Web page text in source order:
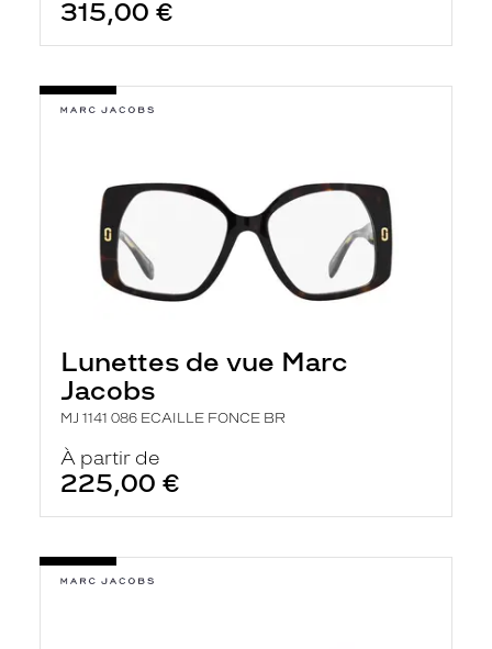
315,00 €
Lunettes de vue Marc
Jacobs
MJ 1141 086 ECAILLE FONCE BR
À partir de
225,00 €